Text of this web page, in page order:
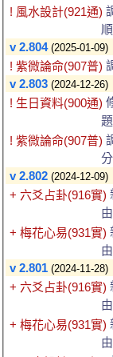
! 風水設計(921通)
v 2.804 (2025-01-09)
! 紫微論命(907普)
v 2.803 (2024-12-26)
! 生日資料(900通)
! 紫微論命(907普)
v 2.802 (2024-12-09)
+ 六爻占卦(916實)
+ 梅花心易(931實)
v 2.801 (2024-11-28)
+ 六爻占卦(916實)
+ 梅花心易(931實)